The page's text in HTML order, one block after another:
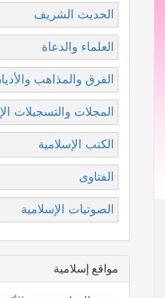
الحديث الشريف
العلماء والدعاة
الفرق والمذاهب والأديان
المجلات والتسجيلات الإسلاميه
الكتب الإسلامية
الصوتيات الإسلامية
مواقع إسلامية